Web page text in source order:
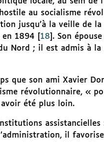
au socialisme
jusqu’à la veille de
en 1894
18 . Son
Nord ; il est admis à la
que son ami Xavier
révolutionnaire, «
été plus loin.
il